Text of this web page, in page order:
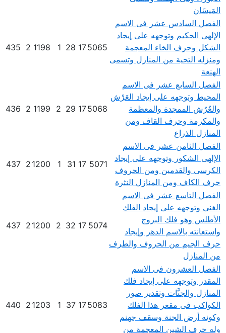
المَيسَان
الفصل السادس عشر فى الاسم
الإلهى الحكيم وتوجهه على إيجاد
الشكل وحرف الخاء المعجمة
ومنزله التحية من المنازل وتسمى
الهنعة
5065
17
28
1
1198
2
435
الفصل السابع عشر فى الاسم
المحيط وتوجهه على إيجاد العَرْش
والعُرُش الممجدة والمعظمة
والمكرمة وحرف القاف ومن
المنازل الذراع
5068
17
29
2
1199
2
436
الفصل الثامن عشر فى الاسم
الإلهى الشكور وتوجهه على إيجاد
الكرسى والقدمين ومن الحروف
حرف الكاف ومن المنازل النثرة
5071
17
31
1
1200
2
437
الفصل التاسع عشر فى الاسم
الغنى وتوجهه على إيجاد الفلك
الأطلس وهو فلك البروج
واستعانته بالاسم الدهر وإيجاد
حرف الجيم من الحروف والطرف
من المنازل
5074
17
32
2
1200
2
437
الفصل العشرون فى الاسم
المقدر وتوجهه على إيجاد فلك
المنازل والجنَّات وتقدير صور
الكواكب فى مقعر هذا الفلك
وكونه أرض الجنة وسقف جهنم
وله حرف الشين المعجمة من
5083
17
37
1
1203
2
440